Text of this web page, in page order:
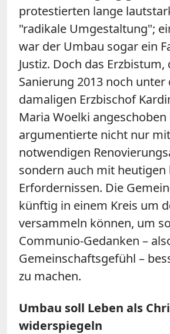
protestierten lange
"radikale Umgestaltung";
war der Umbau sogar ein
Justiz. Doch das Erzbistum,
Sanierung 2013 noch unter
damaligen Erzbischof
Maria Woelki angeschoben
argumentierte nicht nur mit
notwendigen
sondern auch mit
Erfordernissen. Die
künftig in einem Kreis um
versammeln können, um
Communio-Gedanken –
Gemeinschaftsgefühl –
zu machen.
Umbau soll Leben als
widerspiegeln